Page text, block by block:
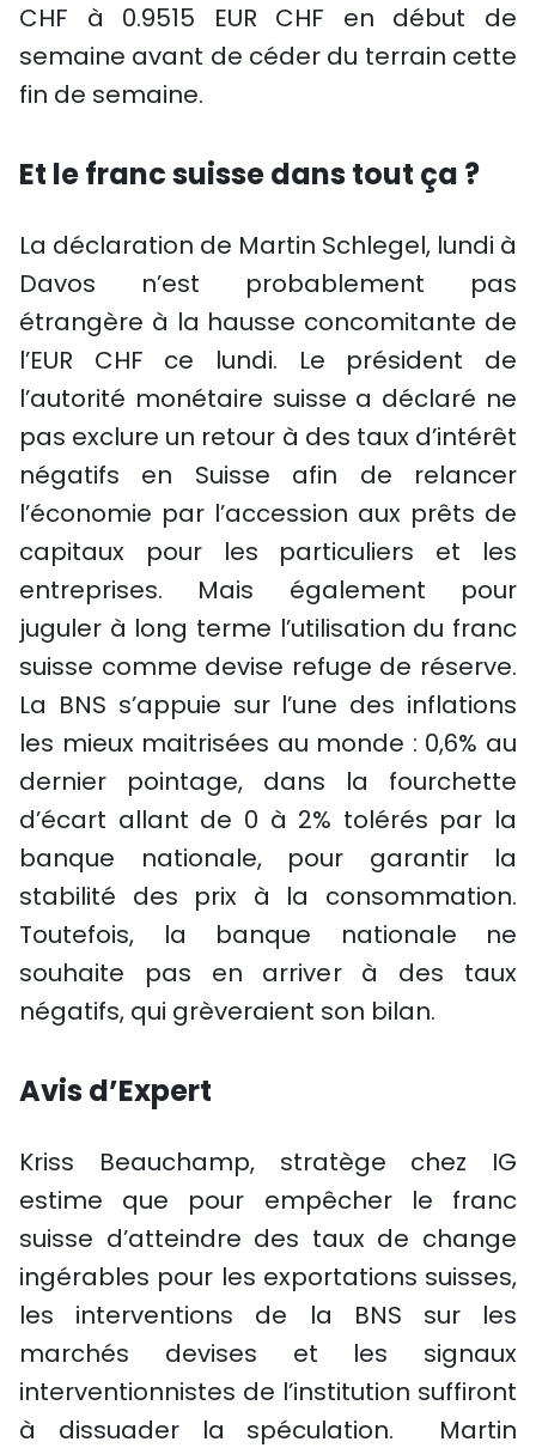
CHF à 0.9515 EUR CHF en début de
semaine avant de céder du terrain cette
fin de semaine.
Et le franc suisse dans tout ça ?
La déclaration de Martin Schlegel, lundi à
Davos n’est probablement pas
étrangère à la hausse concomitante de
l’EUR CHF ce lundi. Le président de
l’autorité monétaire suisse a déclaré ne
pas exclure un retour à des taux d’intérêt
négatifs en Suisse afin de relancer
l’économie par l’accession aux prêts de
capitaux pour les particuliers et les
entreprises. Mais également pour
juguler à long terme l’utilisation du franc
suisse comme devise refuge de réserve.
La BNS s’appuie sur l’une des inflations
les mieux maitrisées au monde : 0,6% au
dernier pointage, dans la fourchette
d’écart allant de 0 à 2% tolérés par la
banque nationale, pour garantir la
stabilité des prix à la consommation.
Toutefois, la banque nationale ne
souhaite pas en arriver à des taux
négatifs, qui grèveraient son bilan.
Avis d’Expert
Kriss Beauchamp, stratège chez IG
estime que pour empêcher le franc
suisse d’atteindre des taux de change
ingérables pour les exportations suisses,
les interventions de la BNS sur les
marchés devises et les signaux
interventionnistes de l’institution suffiront
à dissuader la spéculation.
Martin